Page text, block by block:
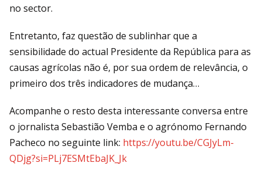
no sector.
Entretanto, faz questão de sublinhar que a
sensibilidade do actual Presidente da República para as
causas agrícolas não é, por sua ordem de relevância, o
primeiro dos três indicadores de mudança…
Acompanhe o resto desta interessante conversa entre
o jornalista Sebastião Vemba e o agrónomo Fernando
Pacheco no seguinte link: https://youtu.be/CGJyLm-
QDjg?si=PLj7ESMtEbaJK_Jk